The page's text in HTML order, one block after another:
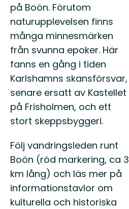
på Boön. Förutom
naturupplevelsen finns
många minnesmärken
från svunna epoker. Här
fanns en gång i tiden
Karlshamns skansförsvar,
senare ersatt av Kastellet
på Frisholmen, och ett
stort skeppsbyggeri.
Följ vandringsleden runt
Boön (röd markering, ca 3
km lång) och läs mer på
informationstavlor om
kulturella och historiska